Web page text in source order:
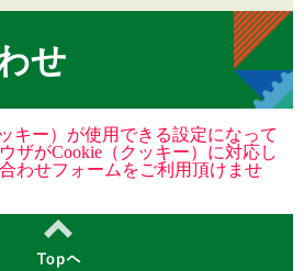
せ
キー）が使用できる設定になって
ザがCookie（クッキー）に対応し
わせフォームをご利用頂けませ